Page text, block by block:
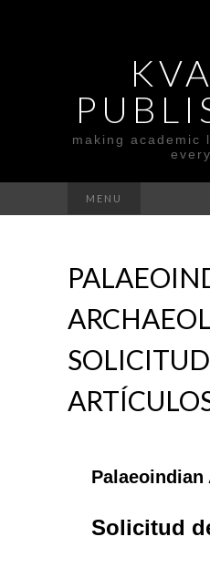
making
MENU
Solicitud